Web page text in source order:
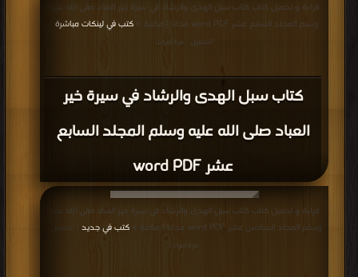
كتاب سبل الهدى والرشاد في سيرة خير
العباد صلى الله عليه وسلم المجلد السابع
عشر word PDF
قراءة و تحميل كتاب كتاب سبل الهدى والرشاد في سيرة خير العباد صلى الله عليه
وسلم المجلد السابع عشر word PDF مجانا | مكتبة >
كتب في لينكات مباشرة
التحميل : مرة/مرات
قراءة و تحميل كتاب كتاب سبل الهدى والرشاد في سيرة خير العباد صلى الله عليه
وسلم المجلد السادس عشر word PDF مجانا | مكتبة >
كتب في جديد | التحميل :
مرة/مرات